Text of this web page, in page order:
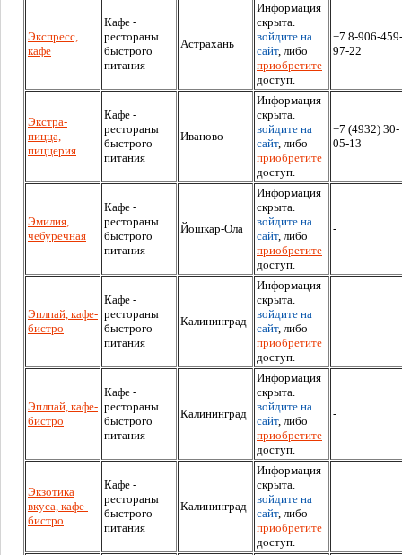
Экспресс,
кафе
Кафе -
рестораны
быстрого
питания
Астрахань
Информация
скрыта.
войдите на
сайт, либо
приобретите
доступ.
+7 8-906-459-
97-22
Экстра-
пицца,
пиццерия
Кафе -
рестораны
быстрого
питания
Иваново
Информация
скрыта.
войдите на
сайт, либо
приобретите
доступ.
+7 (4932) 30-
05-13
Эмилия,
чебуречная
Кафе -
рестораны
быстрого
питания
Йошкар-Ола
Информация
скрыта.
войдите на
сайт, либо
приобретите
доступ.
-
Эплпай, кафе-
бистро
Кафе -
рестораны
быстрого
питания
Калининград
Информация
скрыта.
войдите на
сайт, либо
приобретите
доступ.
-
Эплпай, кафе-
бистро
Кафе -
рестораны
быстрого
питания
Калининград
Информация
скрыта.
войдите на
сайт, либо
приобретите
доступ.
-
Экзотика
вкуса, кафе-
бистро
Кафе -
рестораны
быстрого
питания
Калининград
Информация
скрыта.
войдите на
сайт, либо
приобретите
доступ.
-